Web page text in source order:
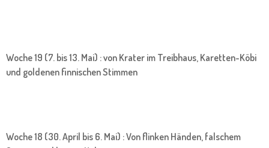
Woche 19 (7. bis 13. Mai) : von Krater im Treibhaus, Karetten-Köbi
und goldenen finnischen Stimmen
Woche 18 (30. April bis 6. Mai) : Von flinken Händen, falschem